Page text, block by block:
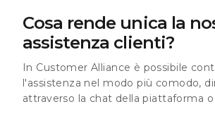
Cosa rende unica la
assistenza clienti?
In Customer Alliance è possibile
l'assistenza nel modo più comodo,
attraverso la chat della piattaforma o